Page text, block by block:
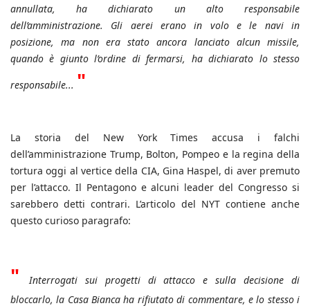
annullata, ha dichiarato un alto responsabile
dell’amministrazione. Gli aerei erano in volo e le navi in
posizione, ma non era stato ancora lanciato alcun missile,
quando è giunto l’ordine di fermarsi, ha dichiarato lo stesso
responsabile... "
La storia del New York Times accusa i falchi
dell’amministrazione Trump, Bolton, Pompeo e la regina della
tortura oggi al vertice della CIA, Gina Haspel, di aver premuto
per l’attacco. Il Pentagono e alcuni leader del Congresso si
sarebbero detti contrari. L’articolo del NYT contiene anche
questo curioso paragrafo:
"Interrogati sui progetti di attacco e sulla decisione di
bloccarlo, la Casa Bianca ha rifiutato di commentare, e lo stesso i